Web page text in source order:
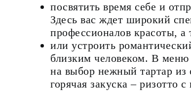
посвятить время себе и
Здесь вас ждет широкий
профессионалов красоты, а
или устроить
близким человеком. В меню
на выбор нежный тартар из
горячая закуска – ризотто